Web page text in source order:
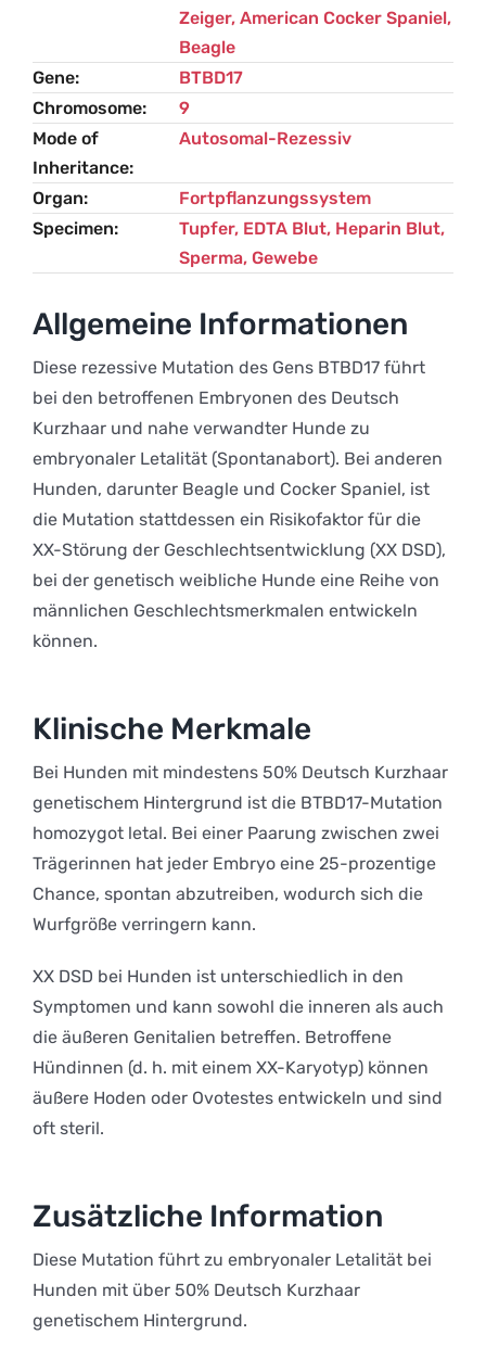
Zeiger, American Cocker Spaniel,
Beagle
Gene
BTBD17
Chromosome
9
Mode of
Inheritance
Autosomal-Rezessiv
Organ
Fortpflanzungssystem
Specimen
Tupfer, EDTA Blut, Heparin Blut,
Sperma, Gewebe
Allgemeine Informationen
Diese rezessive Mutation des Gens BTBD17 führt
bei den betroffenen Embryonen des Deutsch
Kurzhaar und nahe verwandter Hunde zu
embryonaler Letalität (Spontanabort). Bei anderen
Hunden, darunter Beagle und Cocker Spaniel, ist
die Mutation stattdessen ein Risikofaktor für die
XX-Störung der Geschlechtsentwicklung (XX DSD),
bei der genetisch weibliche Hunde eine Reihe von
männlichen Geschlechtsmerkmalen entwickeln
können.
Klinische Merkmale
Bei Hunden mit mindestens 50% Deutsch Kurzhaar
genetischem Hintergrund ist die BTBD17-Mutation
homozygot letal. Bei einer Paarung zwischen zwei
Trägerinnen hat jeder Embryo eine 25-prozentige
Chance, spontan abzutreiben, wodurch sich die
Wurfgröße verringern kann.
XX DSD bei Hunden ist unterschiedlich in den
Symptomen und kann sowohl die inneren als auch
die äußeren Genitalien betreffen. Betroffene
Hündinnen (d. h. mit einem XX-Karyotyp) können
äußere Hoden oder Ovotestes entwickeln und sind
oft steril.
Zusätzliche Information
Diese Mutation führt zu embryonaler Letalität bei
Hunden mit über 50% Deutsch Kurzhaar
genetischem Hintergrund.